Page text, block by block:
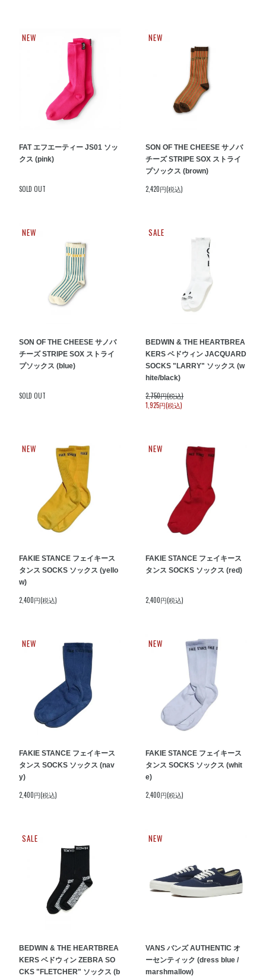
NEW
FAT エフエーティー JS01 ソッ
クス (pink)
SOLD OUT
NEW
SON OF THE CHEESE サノバ
チーズ STRIPE SOX ストライ
プソックス (brown)
2,420円(税込)
NEW
SON OF THE CHEESE サノバ
チーズ STRIPE SOX ストライ
プソックス (blue)
SOLD OUT
SALE
BEDWIN & THE HEARTBREA
KERS ベドウィン JACQUARD
SOCKS "LARRY" ソックス (w
hite/black)
2,750円(税込)
1,925円(税込)
NEW
FAKIE STANCE フェイキース
タンス SOCKS ソックス (yello
w)
2,400円(税込)
NEW
FAKIE STANCE フェイキース
タンス SOCKS ソックス (red)
2,400円(税込)
NEW
FAKIE STANCE フェイキース
タンス SOCKS ソックス (nav
y)
2,400円(税込)
NEW
FAKIE STANCE フェイキース
タンス SOCKS ソックス (whit
e)
2,400円(税込)
SALE
BEDWIN & THE HEARTBREA
KERS ベドウィン ZEBRA SO
CKS "FLETCHER" ソックス (b
NEW
VANS バンズ AUTHENTIC オ
ーセンティック (dress blue /
marshmallow)